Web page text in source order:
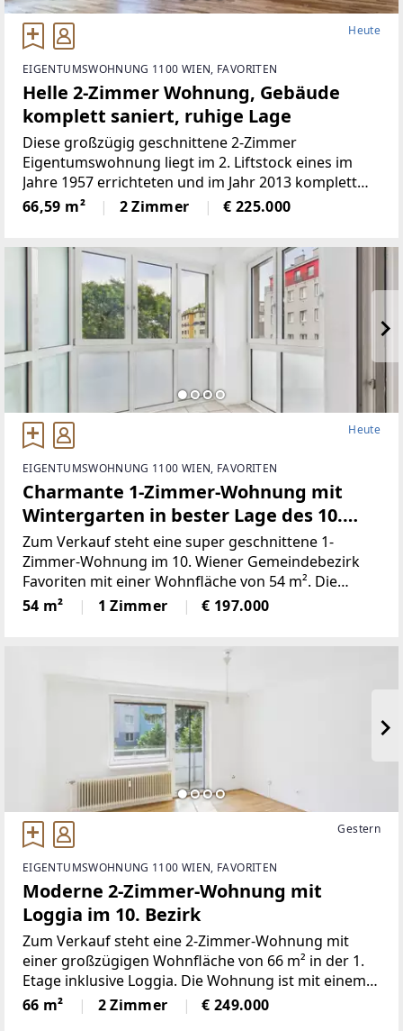
Heute
EIGENTUMSWOHNUNG 1100 WIEN, FAVORITEN
Helle 2-Zimmer Wohnung, Gebäude
komplett saniert, ruhige Lage
Diese großzügig geschnittene 2-Zimmer
Eigentumswohnung liegt im 2. Liftstock eines im
Jahre 1957 errichteten und im Jahr 2013 komplett
thermisch-energetisch sanierten Gebäudes. Sie
verfügt über ein rund 20m² großes Schlafzimmer
66,59 m² 2 Zimmer € 225.000
Heute
EIGENTUMSWOHNUNG 1100 WIEN, FAVORITEN
Charmante 1-Zimmer-Wohnung mit
Wintergarten in bester Lage des 10.
Bezirks - nur 197.000€!
Zum Verkauf steht eine super geschnittene 1-
Zimmer-Wohnung im 10. Wiener Gemeindebezirk
Favoriten mit einer Wohnfläche von 54 m². Die
Wohnung überzeugt durch eine durchdachte
Raumaufteilung, helle Räume sowie ein
54 m² 1 Zimmer € 197.000
Gestern
EIGENTUMSWOHNUNG 1100 WIEN, FAVORITEN
Moderne 2-Zimmer-Wohnung mit
Loggia im 10. Bezirk
Zum Verkauf steht eine 2-Zimmer-Wohnung mit
einer großzügigen Wohnfläche von 66 m² in der 1.
Etage inklusive Loggia. Die Wohnung ist mit einem
Bad inklusive Badewanne, einem seperaten WC,
einem Abstellraum und einer komplett
66 m² 2 Zimmer € 249.000